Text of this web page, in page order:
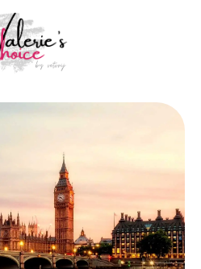
& Culture
& Opmerkelijk
& Duurzaamheid
& Tech
van Valerie
& Beauty